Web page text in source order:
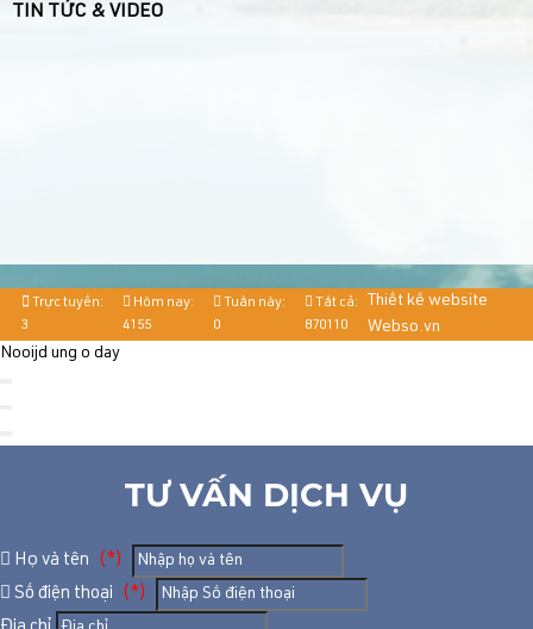
TIN TỨC & VIDEO
Trực tuyến:
3
Hôm nay:
4155
Tuần này:
0
Tất cả:
870110
Thiết kế website
Webso.vn
Nooijd ung o day
TƯ VẤN DỊCH VỤ
Họ và tên
(*)
Số điện thoại
(*)